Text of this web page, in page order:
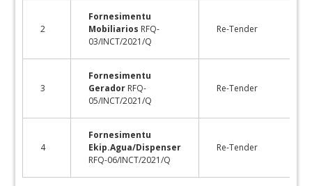
2
Fornesimentu
Mobiliarios RFQ-
03/INCT/2021/Q
Re-Tender
3
Fornesimentu
Gerador RFQ-
05/INCT/2021/Q
Re-Tender
4
Fornesimentu
Ekip.Agua/Dispenser
RFQ-06/INCT/2021/Q
Re-Tender